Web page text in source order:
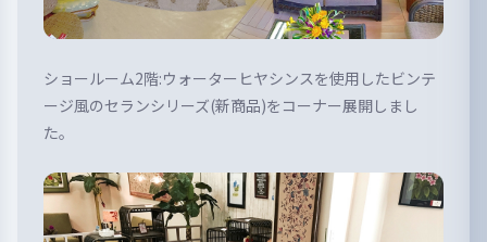
ショールーム2階:ウォーターヒヤシンスを使用したビンテ
ージ風のセランシリーズ(新商品)をコーナー展開しまし
た。